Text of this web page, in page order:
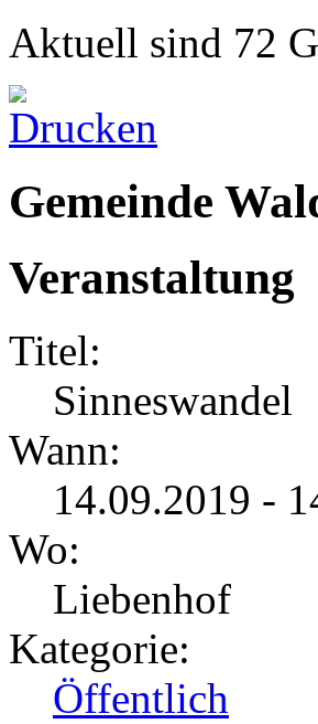
Aktuell sind 72
Gemeinde
Veranstaltung
Titel:
Sinneswandel
Wann:
14.09.2019 -
Wo:
Liebenhof
Kategorie:
Öffentlich